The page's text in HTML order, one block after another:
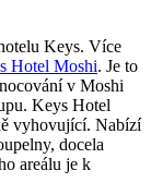
Keys. Více
Hotel Moshi. Je to
v Moshi
Keys Hotel
vyhovující. Nabízí
docela
areálu je k